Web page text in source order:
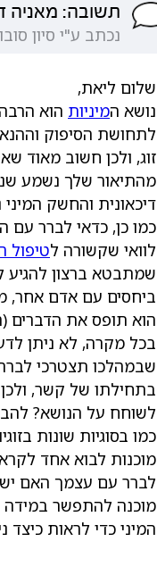
תשובה: מאניה
נכתב ע"י סיון סובול ב - 20/07/
שלום ליאת,
נושא המיניות הוא
לתחושת הסיפוק
זוג, ולכן חשוב מאוד
מהתיאור שלך נשמע
דיכאונית והחשק המיני
כמו כן, כדאי לברר עם
לוואי שקשורה לטיפול
שמתבטא ברצון להגיע
ביחסים עם אדם אחר,
הוא תופס את הדברים
בכל מקרה, לא ניתן
שבמהלכו תצטרכי
בתחילתו של קשר,
לשוחח על הנושא?
כמו בסוגיות שונות
מוכנות לבוא אחד
לברר עם עצמך האם יש
מוכנה להתפשר במידה
המיני כדי לראות